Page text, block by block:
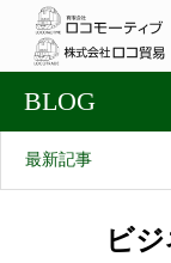
BLOG
最新記事
ビ